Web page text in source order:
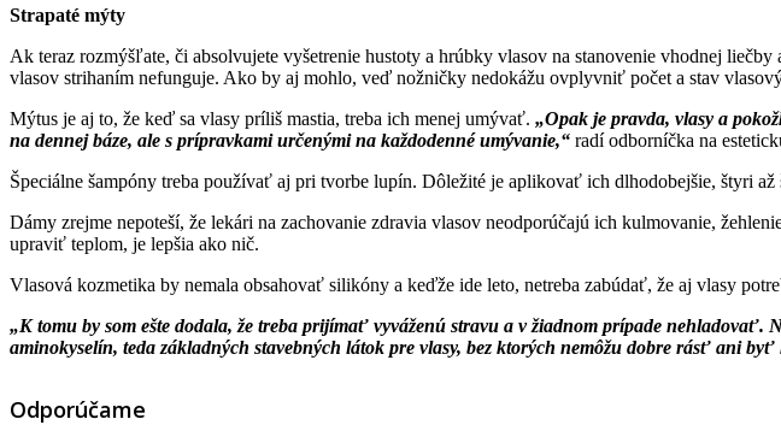
Strapaté mýty
Ak teraz rozmýšľate, či absolvujete vyšetrenie hustoty a hrúbky vlasov na stanovenie vhodnej
vlasov strihaním nefunguje. Ako by aj mohlo, veď nožničky nedokážu ovplyvniť počet a stav
Mýtus je aj to, že keď sa vlasy príliš mastia, treba ich menej umývať. „Opak je pravda, vlasy a
na dennej báze, ale s prípravkami určenými na každodenné umývanie,“ radí odborníčka na
Špeciálne šampóny treba používať aj pri tvorbe lupín. Dôležité je aplikovať ich dlhodobejšie, štyri
Dámy zrejme nepoteší, že lekári na zachovanie zdravia vlasov neodporúčajú ich kulmovanie,
upraviť teplom, je lepšia ako nič.
Vlasová kozmetika by nemala obsahovať silikóny a keďže ide leto, netreba zabúdať, že aj vlasy
„K tomu by som ešte dodala, že treba prijímať vyváženú stravu a v žiadnom prípade nehladovať.
aminokyselín, teda základných stavebných látok pre vlasy, bez ktorých nemôžu dobre rásť ani byť
Odporúčame